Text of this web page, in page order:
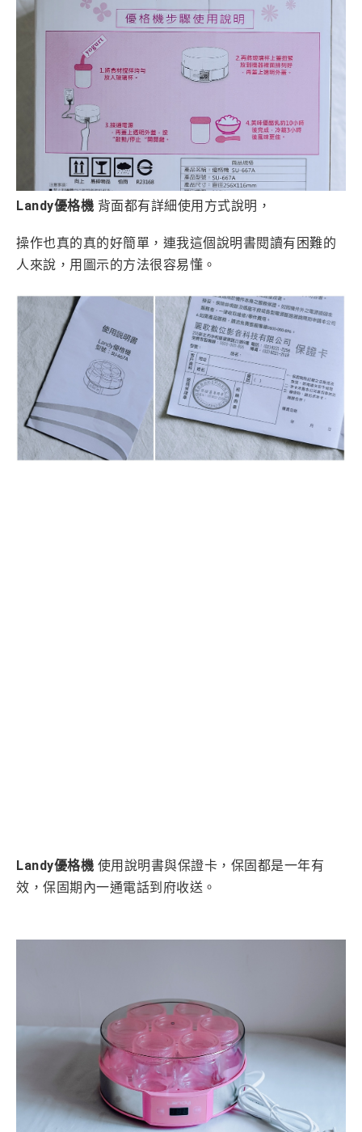
Landy優格機 背面都有詳細使用方式說明，
操作也真的真的好簡單，連我這個說明書閱讀有困難的
人來說，用圖示的方法很容易懂。
Landy優格機 使用說明書與保證卡，保固都是一年有
效，保固期內一通電話到府收送。